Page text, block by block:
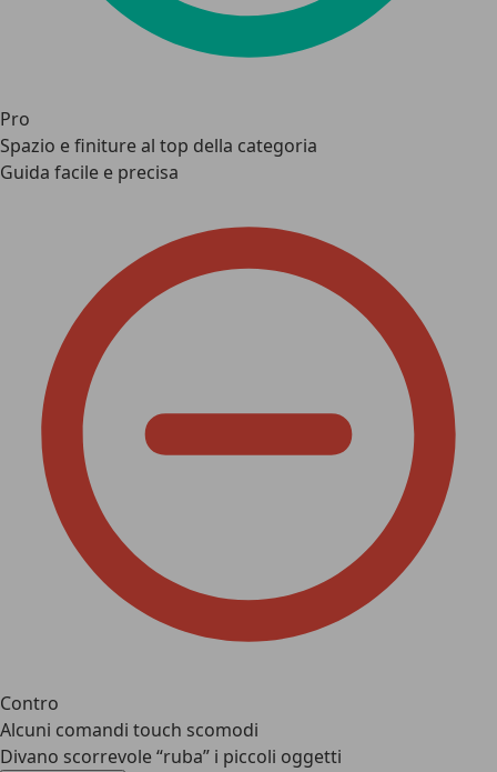
Pro
Spazio e finiture al top della categoria
Guida facile e precisa
Contro
Alcuni comandi touch scomodi
Divano scorrevole “ruba” i piccoli oggetti